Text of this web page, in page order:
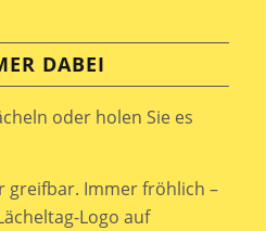
DABEI
oder holen Sie es
greifbar. Immer fröhlich –
Logo auf